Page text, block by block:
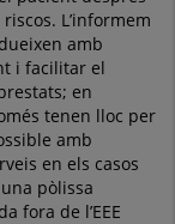
L’informem
amb
i facilitar el
en
tenen lloc per
amb
en els casos
pòlissa
fora de l’EEE